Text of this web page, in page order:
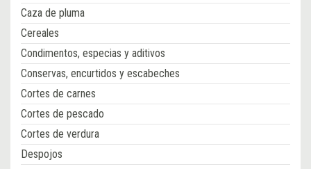
Caza de pluma
Cereales
Condimentos, especias y aditivos
Conservas, encurtidos y escabeches
Cortes de carnes
Cortes de pescado
Cortes de verdura
Despojos